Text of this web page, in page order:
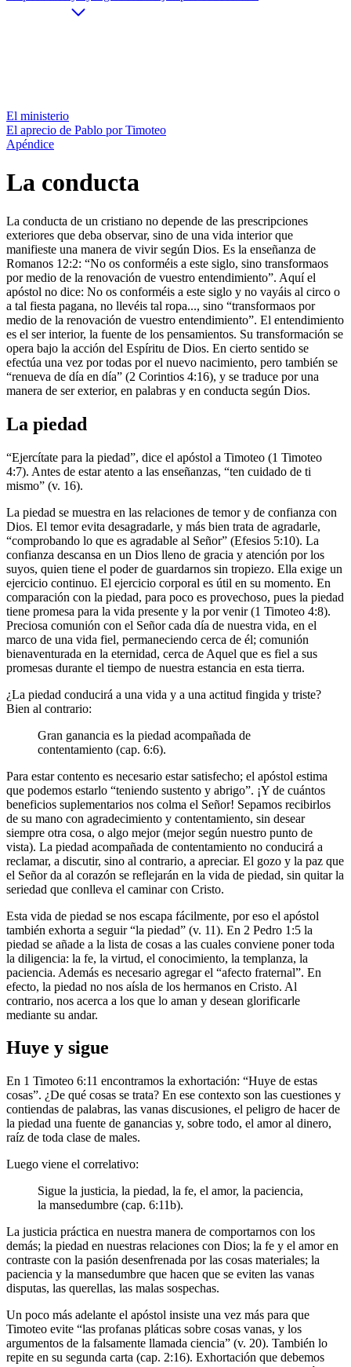
El ministerio
El aprecio de Pablo por Timoteo
Apéndice
La conducta
La conducta de un cristiano no depende de las prescripciones
exteriores que deba observar, sino de una vida interior que
manifieste una manera de vivir según Dios. Es la enseñanza de
Romanos 12:2: “No os conforméis a este siglo, sino transformaos
por medio de la renovación de vuestro entendimiento”. Aquí el
apóstol no dice: No os conforméis a este siglo y no vayáis al circo o
a tal fiesta pagana, no llevéis tal ropa..., sino “transformaos por
medio de la renovación de vuestro entendimiento”. El entendimiento
es el ser interior, la fuente de los pensamientos. Su transformación se
opera bajo la acción del Espíritu de Dios. En cierto sentido se
efectúa una vez por todas por el nuevo nacimiento, pero también se
“renueva de día en día” (2 Corintios 4:16), y se traduce por una
manera de ser exterior, en palabras y en conducta según Dios.
La piedad
“Ejercítate para la piedad”, dice el apóstol a Timoteo (1 Timoteo
4:7). Antes de estar atento a las enseñanzas, “ten cuidado de ti
mismo” (v. 16).
La piedad se muestra en las relaciones de temor y de confianza con
Dios. El temor evita desagradarle, y más bien trata de agradarle,
“comprobando lo que es agradable al Señor” (Efesios 5:10). La
confianza descansa en un Dios lleno de gracia y atención por los
suyos, quien tiene el poder de guardarnos sin tropiezo. Ella exige un
ejercicio continuo. El ejercicio corporal es útil en su momento. En
comparación con la piedad, para poco es provechoso, pues la piedad
tiene promesa para la vida presente y la por venir (1 Timoteo 4:8).
Preciosa comunión con el Señor cada día de nuestra vida, en el
marco de una vida fiel, permaneciendo cerca de él; comunión
bienaventurada en la eternidad, cerca de Aquel que es fiel a sus
promesas durante el tiempo de nuestra estancia en esta tierra.
¿La piedad conducirá a una vida y a una actitud fingida y triste?
Bien al contrario:
Gran ganancia es la piedad acompañada de
contentamiento (cap. 6:6).
Para estar contento es necesario estar satisfecho; el apóstol estima
que podemos estarlo “teniendo sustento y abrigo”. ¡Y de cuántos
beneficios suplementarios nos colma el Señor! Sepamos recibirlos
de su mano con agradecimiento y contentamiento, sin desear
siempre otra cosa, o algo mejor (mejor según nuestro punto de
vista). La piedad acompañada de contentamiento no conducirá a
reclamar, a discutir, sino al contrario, a apreciar. El gozo y la paz que
el Señor da al corazón se reflejarán en la vida de piedad, sin quitar la
seriedad que conlleva el caminar con Cristo.
Esta vida de piedad se nos escapa fácilmente, por eso el apóstol
también exhorta a seguir “la piedad” (v. 11). En 2 Pedro 1:5 la
piedad se añade a la lista de cosas a las cuales conviene poner toda
la diligencia: la fe, la virtud, el conocimiento, la templanza, la
paciencia. Además es necesario agregar el “afecto fraternal”. En
efecto, la piedad no nos aísla de los hermanos en Cristo. Al
contrario, nos acerca a los que lo aman y desean glorificarle
mediante su andar.
Huye y sigue
En 1 Timoteo 6:11 encontramos la exhortación: “Huye de estas
cosas”. ¿De qué cosas se trata? En ese contexto son las cuestiones y
contiendas de palabras, las vanas discusiones, el peligro de hacer de
la piedad una fuente de ganancias y, sobre todo, el amor al dinero,
raíz de toda clase de males.
Luego viene el correlativo:
Sigue la justicia, la piedad, la fe, el amor, la paciencia,
la mansedumbre (cap. 6:11b).
La justicia práctica en nuestra manera de comportarnos con los
demás; la piedad en nuestras relaciones con Dios; la fe y el amor en
contraste con la pasión desenfrenada por las cosas materiales; la
paciencia y la mansedumbre que hacen que se eviten las vanas
disputas, las querellas, las malas sospechas.
Un poco más adelante el apóstol insiste una vez más para que
Timoteo evite “las profanas pláticas sobre cosas vanas, y los
argumentos de la falsamente llamada ciencia” (v. 20). También lo
repite en su segunda carta (cap. 2:16). Exhortación que debemos